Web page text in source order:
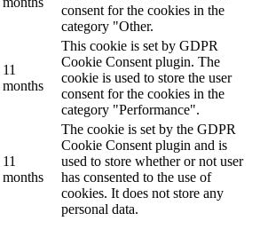
consent for the cookies in the
category "Other.
11
months
This cookie is set by GDPR
Cookie Consent plugin. The
cookie is used to store the user
consent for the cookies in the
category "Performance".
11
months
The cookie is set by the GDPR
Cookie Consent plugin and is
used to store whether or not user
has consented to the use of
cookies. It does not store any
personal data.